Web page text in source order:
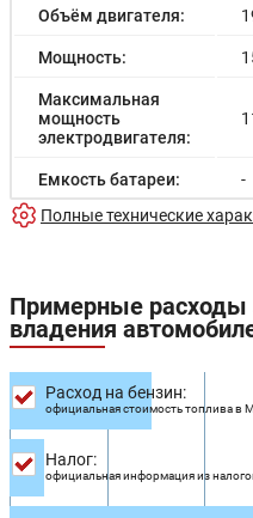
Объём двигателя:
Мощность:
Максимальная
мощность
электродвигателя:
Емкость батареи: -
Запас хода на
Время зарядки
(быстрая):
-
Разгон до 100км/
час:
скорость:
Расход в
Полные технические
Примерные расходы
владения
Расход на бензин:
официальная стоимость топлива в
Налог:
официальная информация из